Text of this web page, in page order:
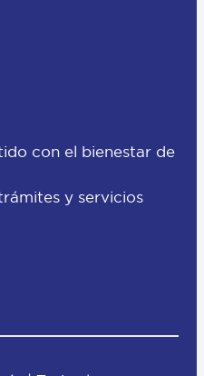
con el bienestar de
y servicios